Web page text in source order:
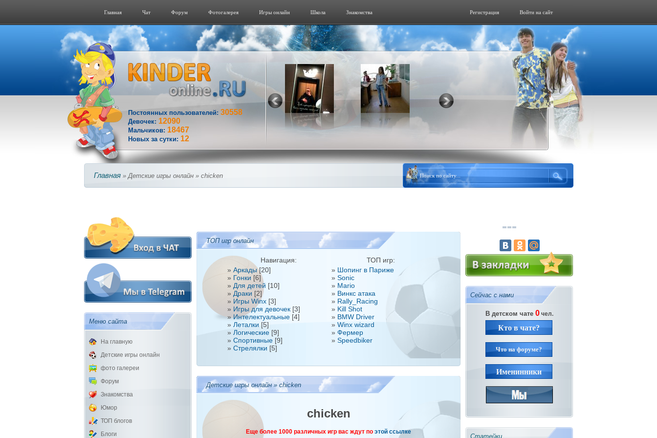
Главная Чат Форум Фотогалерeя Игры онлайн Школа Знакомства Войти на сайт
Регистрация
Постоянных пользователей: 30558
Девочек: 12090
Мальчиков: 18467
Новых за сутки: 12
Главная » Детские игры онлайн » chicken
Меню сайта
На главную
Детские игры онлайн
фото галереи
Форум
Знакомства
Юмор
ТОП блогов
Блоги
ТОП игр онлайн
Навигация:
ТОП игр:
» Аркады[20]
» Гонки [6]
» Для детей [10]
» Драки [2]
» Игры Winx [3]
» Игры для девочек [3]
»Интелектуальные [4]
» Леталки [5]
» Логические [9]
» Спортивные [9]
» Стрелялки [5]
» Шопинг в Париже
» Sonic
» Mario
» Винкс атака
» Rally_Racing
» Kill Shot
» BMW Driver
» Winx wizard
» Фермер
» Speedbiker
Детские игры онлайн » chicken
chicken
Еще более 1000 различных игр вас ждут по этой ссылке
Сейчас с нами
В детском чате 0чел.
Кто в чате?
Что на форуме?
Именинники
Статейки